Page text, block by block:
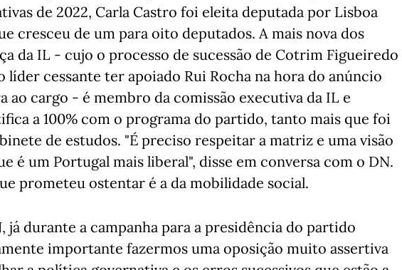
de 2022, Carla Castro foi eleita deputada por Lisboa
cresceu de um para oito deputados. A mais nova dos
da IL - cujo o processo de sucessão de Cotrim Figueiredo
líder cessante ter apoiado Rui Rocha na hora do anúncio
ao cargo - é membro da comissão executiva da IL e
a 100% com o programa do partido, tanto mais que foi
de estudos. "É preciso respeitar a matriz e uma visão
é um Portugal mais liberal", disse em conversa com o DN.
prometeu ostentar é a da mobilidade social.
já durante a campanha para a presidência do partido
importante fazermos uma oposição muito assertiva